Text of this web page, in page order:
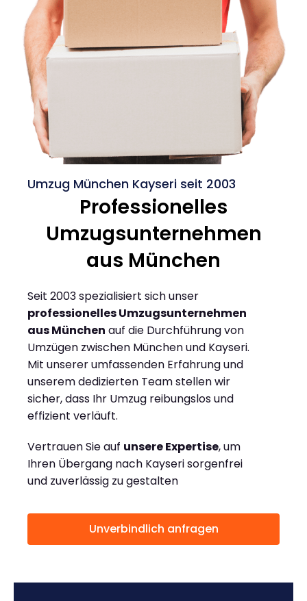
Umzug München Kayseri seit 2003
Professionelles
Umzugsunternehmen
aus München
Seit 2003 spezialisiert sich unser
professionelles Umzugsunternehmen
aus München auf die Durchführung von
Umzügen zwischen München und Kayseri.
Mit unserer umfassenden Erfahrung und
unserem dedizierten Team stellen wir
sicher, dass Ihr Umzug reibungslos und
effizient verläuft.
Vertrauen Sie auf unsere Expertise, um
Ihren Übergang nach Kayseri sorgenfrei
und zuverlässig zu gestalten
Unverbindlich anfragen